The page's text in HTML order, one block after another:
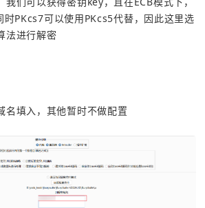
PKcs7可以使用PKcs5代替，因此这里选
法进行解密
名填入，其他暂时不做配置